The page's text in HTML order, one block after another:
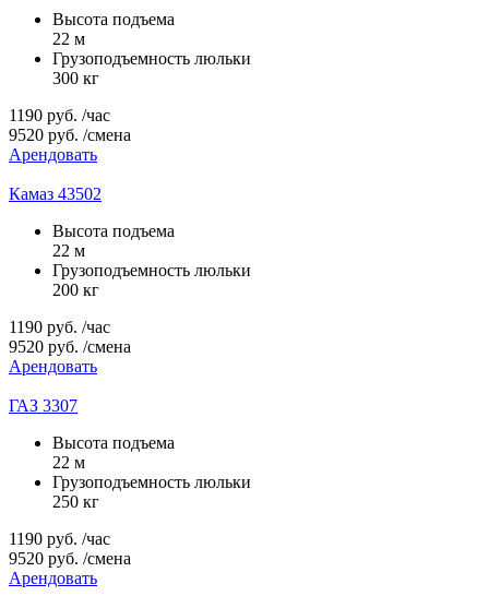
Высота подъема
22 м
Грузоподъемность люльки
300 кг
1190 руб. /час
9520 руб. /смена
Арендовать
Камаз 43502
Высота подъема
22 м
Грузоподъемность люльки
200 кг
1190 руб. /час
9520 руб. /смена
Арендовать
ГАЗ 3307
Высота подъема
22 м
Грузоподъемность люльки
250 кг
1190 руб. /час
9520 руб. /смена
Арендовать